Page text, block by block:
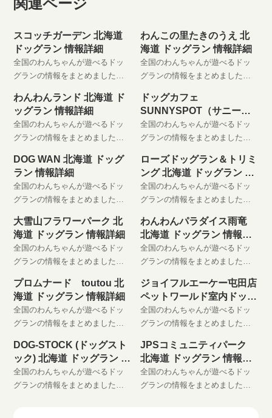
関連ページ
スコッチガーデン 北海道
ドッグラン 情報詳細
全国のわんちゃんが遊べるドッ
グランの情報をまとめました。
ごしください。 是非、お気に入
りに登録してください。
わんこの里たきのうえ 北
海道 ドッグラン 情報詳細
全国のわんちゃんが遊べるドッ
グランの情報をまとめました。
ごしください。 是非、お気に入
りに登録してください。
わんわんランド 北海道 ド
ッグラン 情報詳細
全国のわんちゃんが遊べるドッ
グランの情報をまとめました。
ごしください。 是非、お気に入
りに登録してください。
ドッグカフェ
SUNNYSPOT（サニース
ポット） 北海道 ドッグラ
ン 情報詳細
全国のわんちゃんが遊べるドッ
グランの情報をまとめました。
ごしください。 是非、お気に入
りに登録してください。
DOG WAN 北海道 ドッグ
ラン 情報詳細
全国のわんちゃんが遊べるドッ
グランの情報をまとめました。
ごしください。 是非、お気に入
りに登録してください。
ローズドッグラン＆トリミ
ング 北海道 ドッグラン 情
報詳細
全国のわんちゃんが遊べるドッ
グランの情報をまとめました。
ごしください。 是非、お気に入
りに登録してください。
大雪山フラワーパーク 北
海道 ドッグラン 情報詳細
全国のわんちゃんが遊べるドッ
グランの情報をまとめました。
ごしください。 是非、お気に入
りに登録してください。
わんわんパラダイス雨竜
北海道 ドッグラン 情報詳
細
全国のわんちゃんが遊べるドッ
グランの情報をまとめました。
ごしください。 是非、お気に入
りに登録してください。
プロムナード toutou 北
海道 ドッグラン 情報詳細
全国のわんちゃんが遊べるドッ
グランの情報をまとめました。
ごしください。 是非、お気に入
りに登録してください。
ジョイフルエーケー屯田店
ペットワールド室内ドッグ
ラン
全国のわんちゃんが遊べるドッ
グランの情報をまとめました。
ごしください。 是非、お気に入
りに登録してください。
DOG-STOCK (ドッグスト
ック) 北海道 ドッグラン 情
報詳細
全国のわんちゃんが遊べるドッ
グランの情報をまとめました。
JPSコミュニティパーク
北海道 ドッグラン 情報詳
細
全国のわんちゃんが遊べるドッ
グランの情報をまとめました。